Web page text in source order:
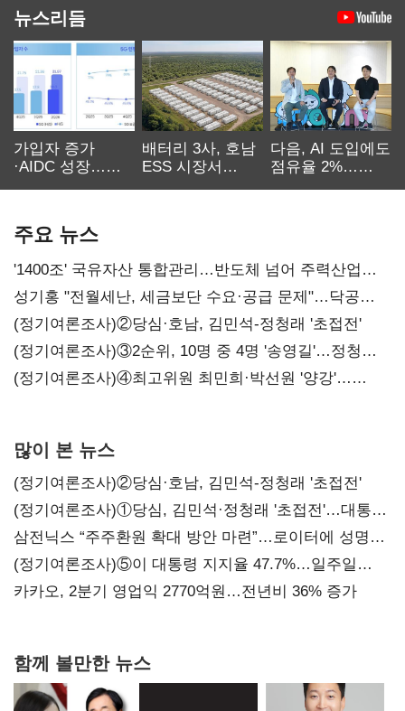
뉴스리듬
가입자 증가
·AIDC 성장…
배터리 3사, 호남
ESS 시장서
다음, AI 도입에도
점유율 2%…
주요 뉴스
'1400조' 국유자산 통합관리…반도체 넘어 주력산업
구조혁신
성기홍 "전월세난, 세금보단 수요·공급 문제"…닥공
시사
(정기여론조사)②당심·호남, 김민석-정청래 '초접전'
(정기여론조사)③2순위, 10명 중 4명 '송영길'…정청래
'한 자릿수'
(정기여론조사)④최고위원 최민희·박선원 '양강'…
많이 본 뉴스
(정기여론조사)②당심·호남, 김민석-정청래 '초접전'
(정기여론조사)①당심, 김민석·정청래 '초접전'…대통령
지지도 '50% 아래로'(종합)
삼전닉스 “주주환원 확대 방안 마련”…로이터에 성명
보내
(정기여론조사)⑤이 대통령 지지율 47.7%…일주일
만에 다시 40%대
카카오, 2분기 영업익 2770억원…전년비 36% 증가
함께 볼만한 뉴스